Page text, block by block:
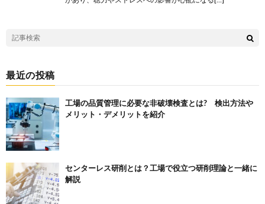
最近の投稿
工場の品質管理に必要な非破壊検査とは? 検出方法や
メリット・デメリットを紹介
センターレス研削とは？工場で役立つ研削理論と一緒に
解説